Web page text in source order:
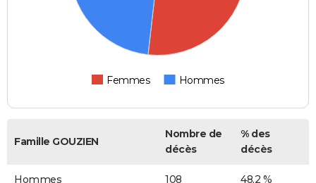
Femmes Hommes
Famille GOUZIEN
Nombre de
décès
% des
décès
Hommes 108 48,2 %